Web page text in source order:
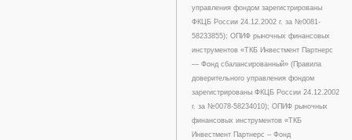
управления фондом зарегистрированы
ФКЦБ России 24.12.2002 г. за №0081-
58233855); ОПИФ рыночных финансовых
инструментов «ТКБ Инвестмент Партнерс
— Фонд сбалансированный» (Правила
доверительного управления фондом
зарегистрированы ФКЦБ России 24.12.2002
г. за №0078-58234010); ОПИФ рыночных
финансовых инструментов «ТКБ
Инвестмент Партнерс – Фонд